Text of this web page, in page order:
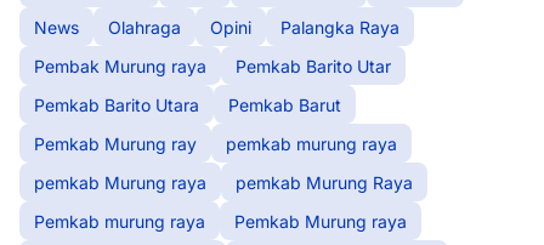
News
Olahraga Opini
Palangka Raya
Pembak Murung raya
Pemkab Barito Utar
Pemkab Barito Utara
Pemkab Barut
Pemkab Murung ray
pemkab murung raya
pemkab Murung raya
pemkab Murung Raya
Pemkab murung raya
Pemkab Murung raya